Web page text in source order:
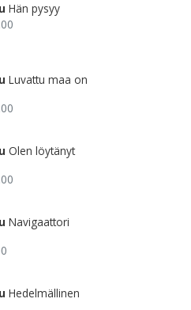
Hän pysyy
Luvattu maa on
Olen löytänyt
Navigaattori
Hedelmällinen